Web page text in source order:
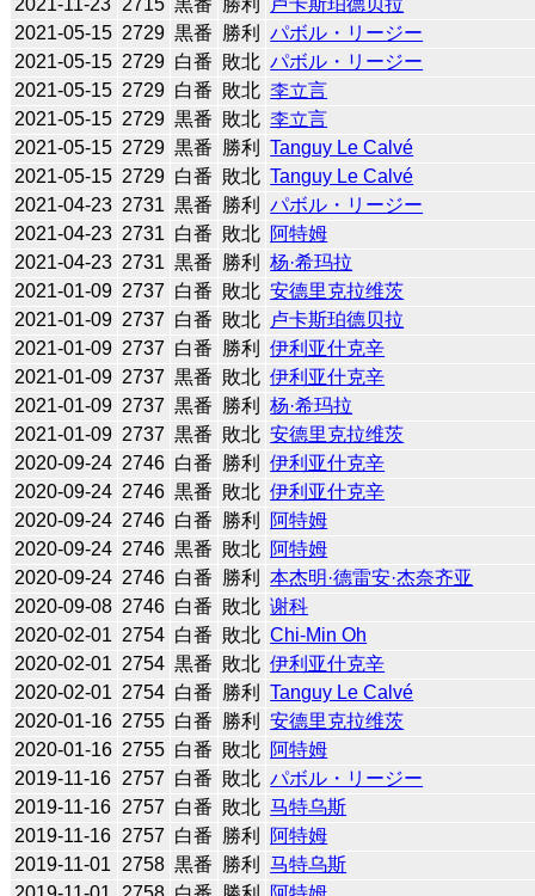
2021-05-15 2729 黒番 勝利
パボル・リージー
2021-05-15 2729 白番 敗北 パボル・リージー
2021-05-15 2729 白番 敗北 李立言
2021-05-15 2729 黒番 敗北 李立言
2021-05-15 2729 黒番 勝利
Tanguy Le Calvé
2021-05-15 2729 白番 敗北 Tanguy Le Calvé
2021-04-23 2731 黒番 勝利
パボル・リージー
2021-04-23 2731 白番 敗北 阿特姆
2021-04-23 2731 黒番 勝利
杨·希玛拉
2021-01-09 2737 白番 敗北 安德里克拉维茨
2021-01-09 2737 白番 敗北 卢卡斯珀德贝拉
2021-01-09 2737 白番 勝利
伊利亚什克辛
2021-01-09 2737 黒番 敗北 伊利亚什克辛
2021-01-09 2737 黒番 勝利
杨·希玛拉
2021-01-09 2737 黒番 敗北 安德里克拉维茨
2020-09-24 2746 白番 勝利
伊利亚什克辛
2020-09-24 2746 黒番 敗北 伊利亚什克辛
2020-09-24 2746 白番 勝利
阿特姆
2020-09-24 2746 黒番 敗北 阿特姆
2020-09-24 2746 白番 勝利
本杰明·德雷安·杰奈齐亚
2020-09-08 2746 白番 敗北 谢科
2020-02-01 2754 白番 敗北 Chi-Min Oh
2020-02-01 2754 黒番 敗北 伊利亚什克辛
2020-02-01 2754 白番 勝利
Tanguy Le Calvé
2020-01-16 2755 白番 勝利
安德里克拉维茨
2020-01-16 2755 白番 敗北 阿特姆
2019-11-16 2757 白番 敗北 パボル・リージー
2019-11-16 2757 白番 敗北 马特乌斯
2019-11-16 2757 白番 勝利
阿特姆
2019-11-01
2758 黒番 勝利
马特乌斯